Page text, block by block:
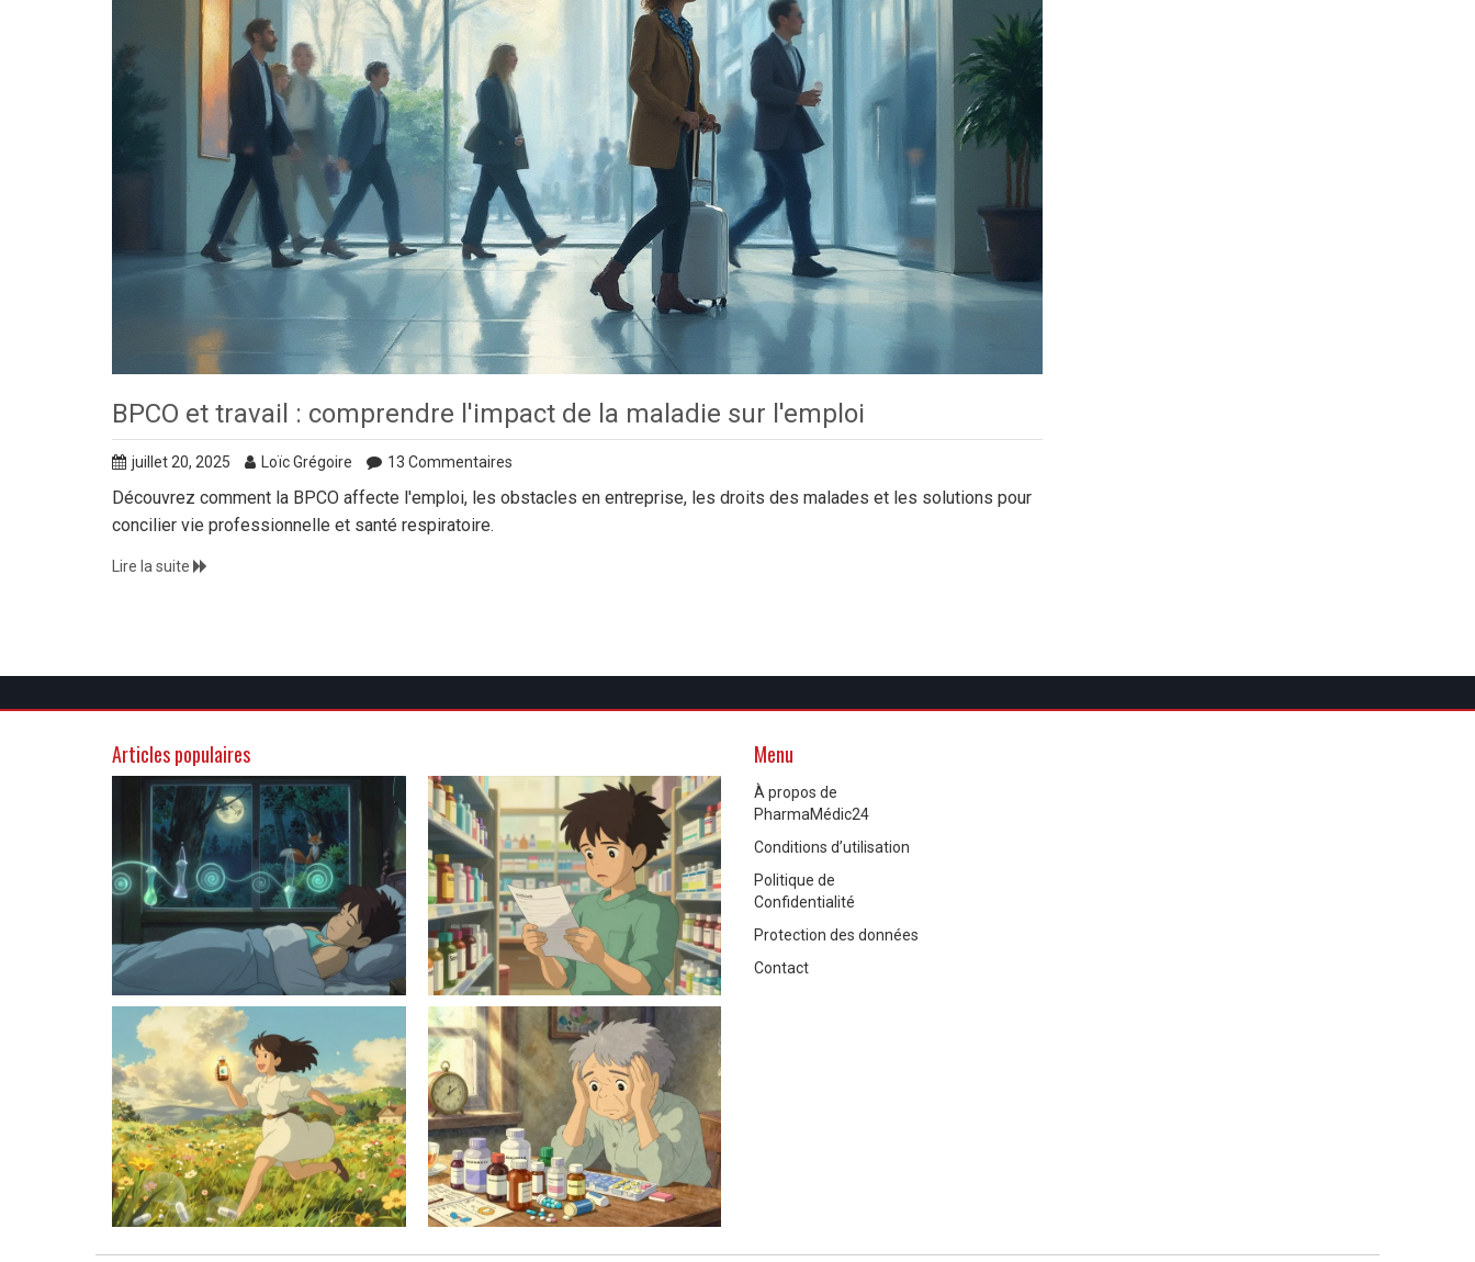
BPCO et travail : comprendre l'impact de la maladie sur l'emploi
juillet 20, 2025 Loïc Grégoire 13 Commentaires
Découvrez comment la BPCO affecte l'emploi, les obstacles en entreprise, les droits des malades et les solutions pour
concilier vie professionnelle et santé respiratoire.
Lire la suite
Articles populaires Menu
À propos de
PharmaMédic24
Conditions d’utilisation
Politique de
Confidentialité
Protection des données
Contact